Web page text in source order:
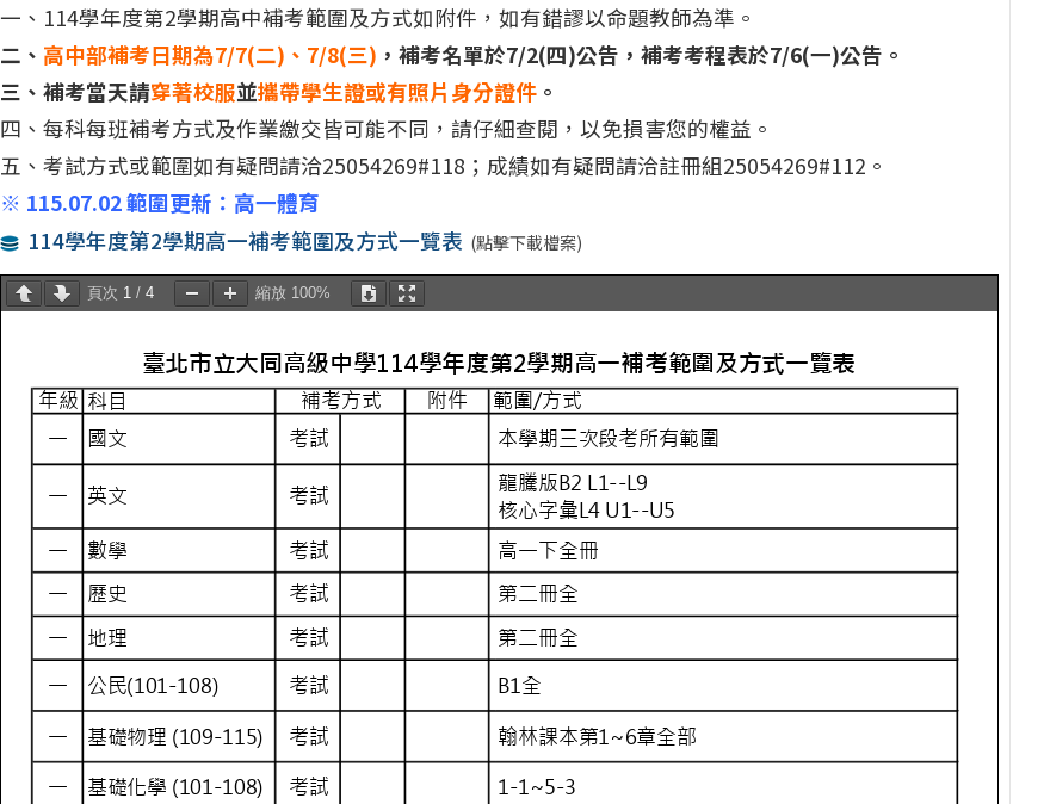
一、114學年度第2學期高中補考範圍及方式如附件，如有錯謬以命題教師為準。
二、 高中部補考日期為7/7(二)、7/8(三) ，補考名單於7/2(四)公告，補考考程表於7/6(一)公告。
三、補考當天請穿著校服並攜帶學生證或有照片身分證件。
四、每科每班補考方式及作業繳交皆可能不同，請仔細查閱，以免損害您的權益。
五、考試方式或範圍如有疑問請洽25054269#118；成績如有疑問請洽註冊組25054269#112。
※ 115.07.02 範圍更新：高一體育
114學年度第2學期高一補考範圍及方式一覽表 (點擊下載檔案)
頁次 1/ 4 縮放 100%